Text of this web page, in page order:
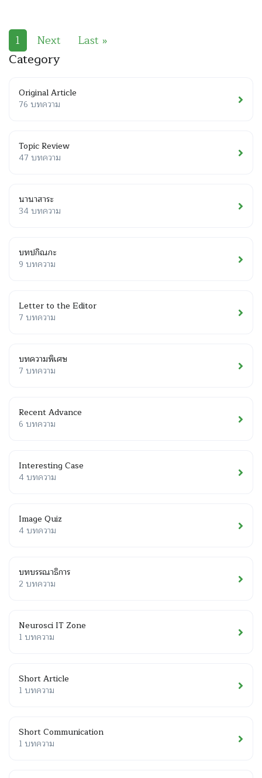
1 Next Last »
Category
Original Article
76 บทความ
Topic Review
47 บทความ
นานาสาระ
34 บทความ
บทปกิณกะ
9 บทความ
Letter to the Editor
7 บทความ
บทความพิเศษ
7 บทความ
Recent Advance
6 บทความ
Interesting Case
4 บทความ
Image Quiz
4 บทความ
บทบรรณาธิการ
2 บทความ
Neurosci IT Zone
1 บทความ
Short Article
1 บทความ
Short Communication
1 บทความ